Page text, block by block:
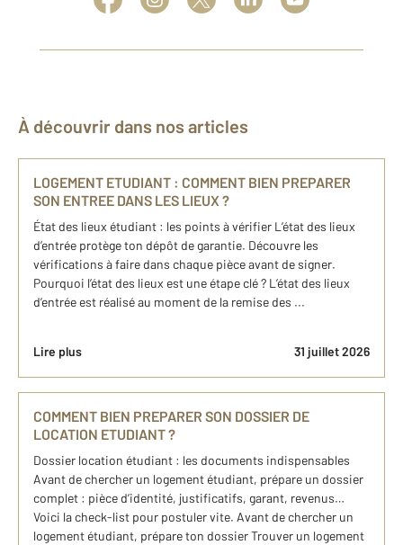
À découvrir dans nos articles
LOGEMENT ETUDIANT : COMMENT BIEN PREPARER
SON ENTREE DANS LES LIEUX ?
État des lieux étudiant : les points à vérifier L’état des lieux
d’entrée protège ton dépôt de garantie. Découvre les
vérifications à faire dans chaque pièce avant de signer.
Pourquoi l’état des lieux est une étape clé ? L’état des lieux
d’entrée est réalisé au moment de la remise des ...
Lire plus 31 juillet 2026
COMMENT BIEN PREPARER SON DOSSIER DE
LOCATION ETUDIANT ?
Dossier location étudiant : les documents indispensables
Avant de chercher un logement étudiant, prépare un dossier
complet : pièce d’identité, justificatifs, garant, revenus…
Voici la check-list pour postuler vite. Avant de chercher un
logement étudiant, prépare ton dossier Trouver un logement